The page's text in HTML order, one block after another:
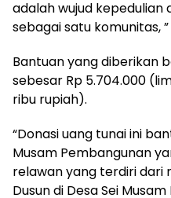
adalah wujud
sebagai satu komunitas,
Bantuan yang diberikan
sebesar Rp 5.704.000
ribu rupiah).
“Donasi uang tunai ini
Musam Pembangunan
relawan yang terdiri dari
Dusun di Desa Sei